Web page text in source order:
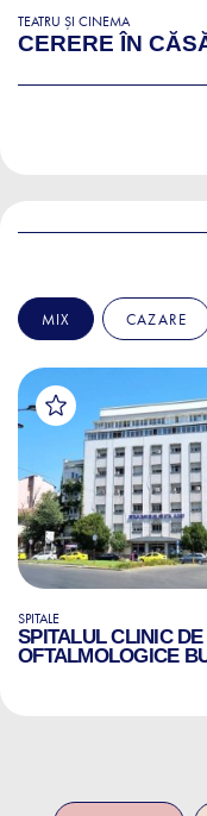
TEATRU ȘI CINEMA
CERERE ÎN
MIX CAZARE
SPITALE
SPITALUL CLINIC
OFTALMOLOGICE